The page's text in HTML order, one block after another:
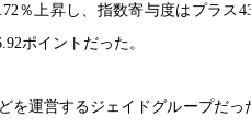
％上昇し、指数寄与度はプラス
ポイントだった。
を運営するジェイドグループだっ